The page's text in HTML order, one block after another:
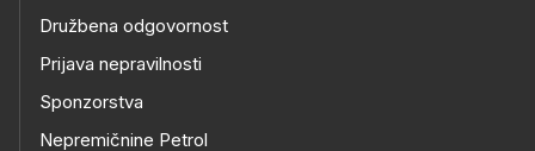
Družbena odgovornost
Prijava nepravilnosti
Sponzorstva
Nepremičnine Petrol